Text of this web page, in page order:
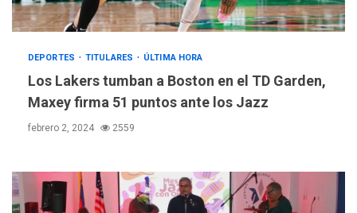
DEPORTES TITULARES ÚLTIMA HORA
Los Lakers tumban a Boston en el TD Garden,
Maxey firma 51 puntos ante los Jazz
febrero 2, 2024 2559